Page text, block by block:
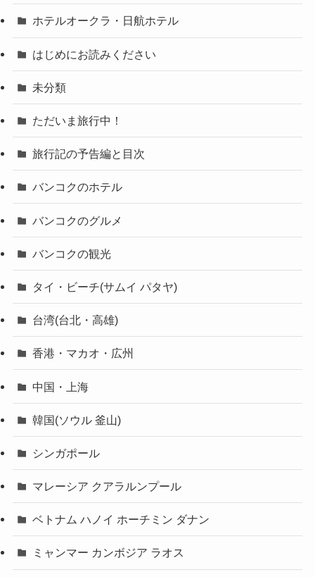
ホテルオークラ・日航ホテル
はじめにお読みください
未分類
ただいま旅行中！
旅行記の予告編と目次
バンコクのホテル
バンコクのグルメ
バンコクの観光
タイ・ビーチ(サムイ パタヤ)
台湾(台北・高雄)
香港・マカオ・広州
中国・上海
韓国(ソウル 釜山)
シンガポール
マレーシア クアラルンプール
ベトナム ハノイ ホーチミン ダナン
ミャンマー カンボジア ラオス